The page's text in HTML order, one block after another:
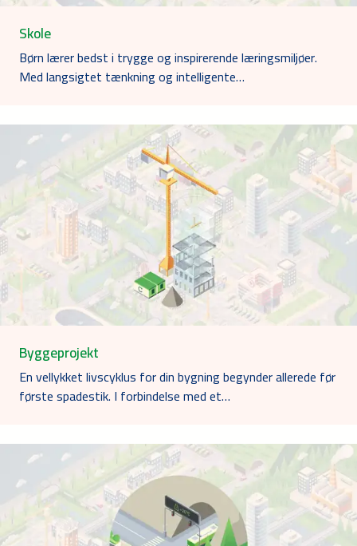
Skole
Børn lærer bedst i trygge og inspirerende læringsmiljøer.
Med langsigtet tænkning og intelligente…
Byggeprojekt
En vellykket livscyklus for din bygning begynder allerede før
første spadestik. I forbindelse med et…